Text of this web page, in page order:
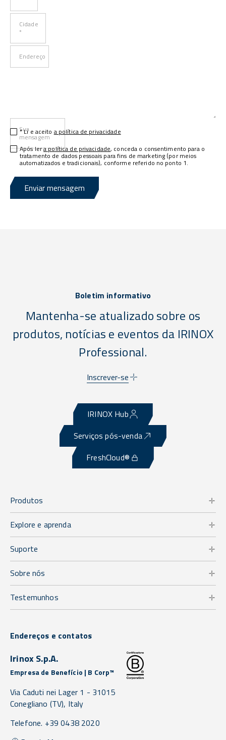
Cidade
*
Endereço
Sua
mensagem
* Li e aceito a política de privacidade
Após lera política de privacidade, conceda o consentimento para o
tratamento de dados pessoais para fins de marketing (por meios
automatizados e tradicionais), conforme referido no ponto 1.
Enviar mensagem
Boletim informativo
Mantenha-se atualizado sobre os
produtos, notícias e eventos da IRINOX
Professional.
Inscrever-se
IRINOX Hub
Serviços pós-venda
FreshCloud®
Produtos
Explore e aprenda
Suporte
Sobre nós
Testemunhos
Endereços e contatos
Irinox S.p.A.
Empresa de Benefício | B Corp™
Via Caduti nei Lager 1 - 31015
Conegliano (TV), Italy
Telefone. +39 0438 2020